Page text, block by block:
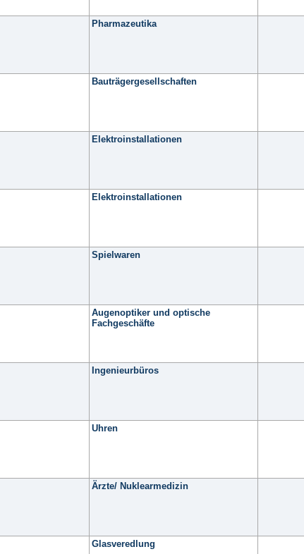
Pharmazeutika
Bauträgergesellschaften
Elektroinstallationen
Elektroinstallationen
Spielwaren
Augenoptiker und optische
Fachgeschäfte
Ingenieurbüros
Uhren
Ärzte/ Nuklearmedizin
Glasveredlung